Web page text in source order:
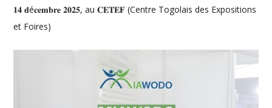
𝟏𝟒 𝐝é𝐜𝐞𝐦𝐛𝐫𝐞 𝟐𝟎𝟐𝟓, au 𝐂𝐄𝐓𝐄𝐅 (Centre Togolais des Expositions
et Foires)